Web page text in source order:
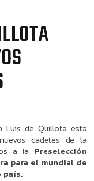
Luis de Quillota esta
cadetes de la
a la Preselección
para el mundial de
país.